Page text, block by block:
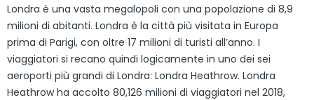
Londra è una vasta megalopoli con una popolazione di 8,9
milioni di abitanti. Londra è la città più visitata in Europa
prima di Parigi, con oltre 17 milioni di turisti all’anno. I
viaggiatori si recano quindi logicamente in uno dei sei
aeroporti più grandi di Londra: Londra Heathrow. Londra
Heathrow ha accolto 80,126 milioni di viaggiatori nel 2018,